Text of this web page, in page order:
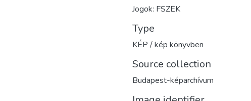
Jogok: FSZEK
Type
KÉP / kép könyvben
Source collection
Budapest-képarchívum